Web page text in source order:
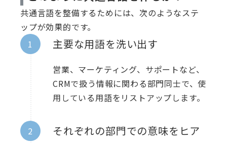
共通言語を整備するためには、次のようなステ
ップが効果的です。
主要な用語を洗い出す
営業、マーケティング、サポートなど、
CRMで扱う情報に関わる部門同士で、使
用している用語をリストアップします。
それぞれの部門での意味をヒア